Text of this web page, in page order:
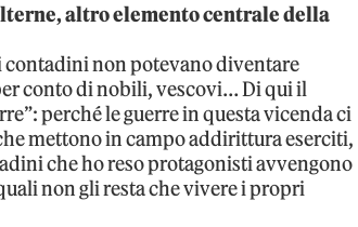
altro elemento centrale della
contadini non potevano diventare
conto di nobili, vescovi… Di qui il
perché le guerre in questa vicenda ci
mettono in campo addirittura eserciti,
che ho reso protagonisti avvengono
non gli resta che vivere i propri